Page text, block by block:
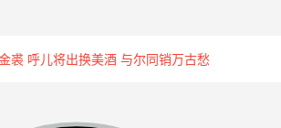
裘 呼儿将出换美酒 与尔同销万古愁